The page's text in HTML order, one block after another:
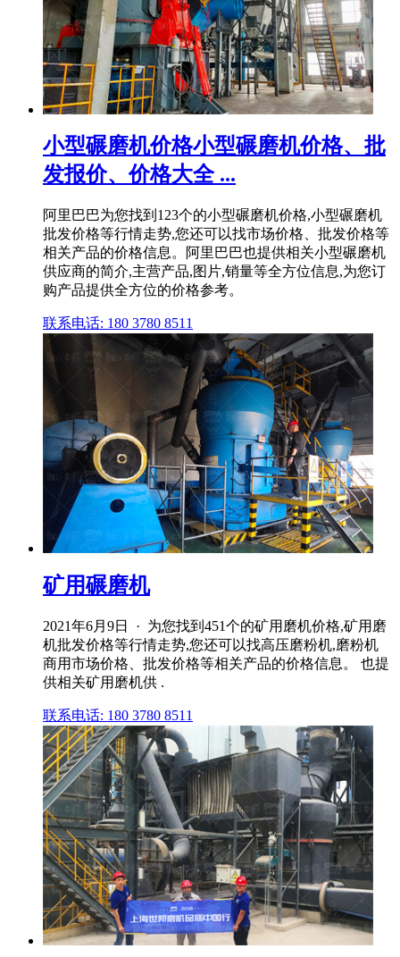
小型碾磨机价格小型碾磨机价格、批
发报价、价格大全 ...
阿里巴巴为您找到123个的小型碾磨机价格,小型碾磨机
批发价格等行情走势,您还可以找市场价格、批发价格等
相关产品的价格信息。阿里巴巴也提供相关小型碾磨机
供应商的简介,主营产品,图片,销量等全方位信息,为您订
购产品提供全方位的价格参考。
联系电话: 180 3780 8511
矿用碾磨机
2021年6月9日 · 为您找到451个的矿用磨机价格,矿用磨
机批发价格等行情走势,您还可以找高压磨粉机,磨粉机
商用市场价格、批发价格等相关产品的价格信息。 也提
供相关矿用磨机供 .
联系电话: 180 3780 8511